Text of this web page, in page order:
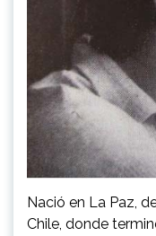
Nació en La Paz,
Chile, donde